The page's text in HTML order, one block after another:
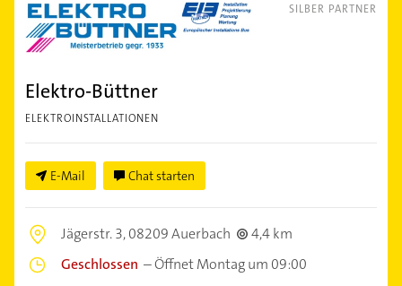
SILBER PARTNER
Elektro-Büttner
ELEKTROINSTALLATIONEN
E-Mail Chat starten
Jägerstr. 3,08209 Auerbach
4,4 km
Geschlossen –Öffnet Montag um 09:00